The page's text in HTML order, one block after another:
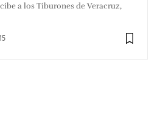
a los Tiburones de Veracruz,